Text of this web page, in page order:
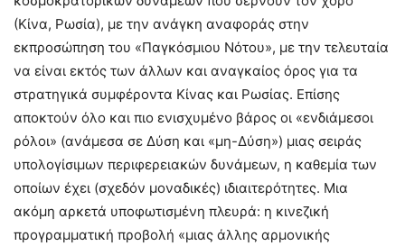
(Κίνα, Ρωσία), με την ανάγκη αναφοράς στην
εκπροσώπηση του «Παγκόσμιου Νότου», με την τελευταία
να είναι εκτός των άλλων και αναγκαίος όρος για τα
στρατηγικά συμφέροντα Κίνας και Ρωσίας. Επίσης
αποκτούν όλο και πιο ενισχυμένο βάρος οι «ενδιάμεσοι
ρόλοι» (ανάμεσα σε Δύση και «μη-Δύση») μιας σειράς
υπολογίσιμων περιφερειακών δυνάμεων, η καθεμία των
οποίων έχει (σχεδόν μοναδικές) ιδιαιτερότητες. Μια
ακόμη αρκετά υποφωτισμένη πλευρά: η κινεζική
προγραμματική προβολή «μιας άλλης αρμονικής